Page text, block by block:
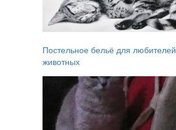
Постельное бельё для любителей
животных